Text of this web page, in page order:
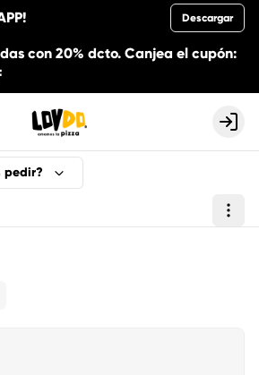
Descargar
con 20% dcto. Canjea el cupón:
Login
pedir?